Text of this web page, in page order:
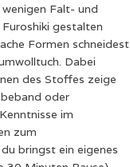
Falt- und
gestalten
Formen schneidest
Dabei
des Stoffes zeige
oder
im
zum
bringst ein eigenes